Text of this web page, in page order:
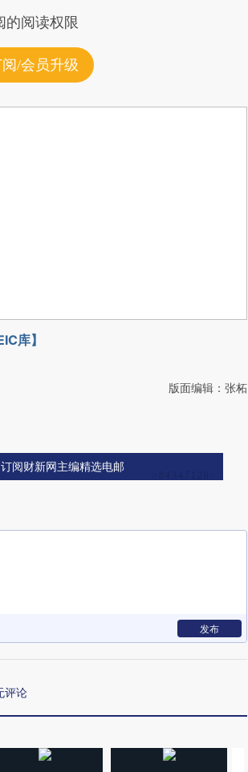
阅读权限
/会员升级
库】
版面编辑：张柘
订阅财新网主编精选电邮
发布
评论